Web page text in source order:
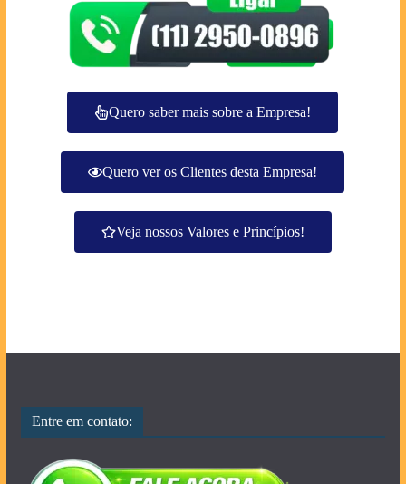
Quero saber mais sobre a Empresa!
Quero ver os Clientes desta Empresa!
Veja nossos Valores e Princípios!
Entre em contato: